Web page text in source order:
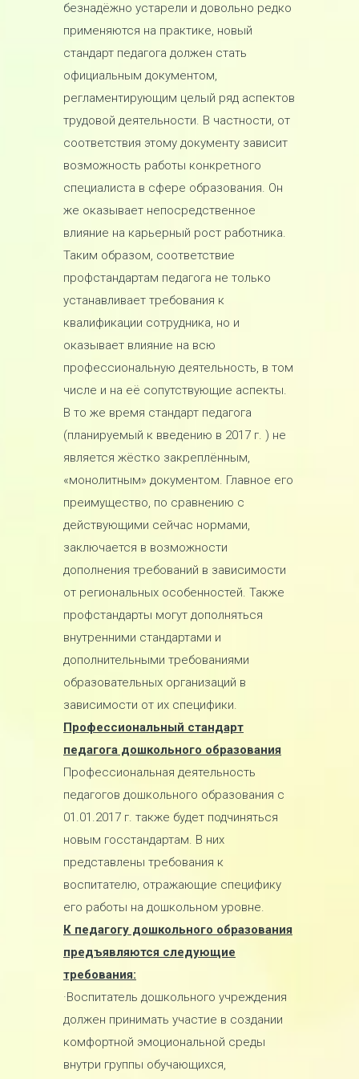
безнадёжно устарели и довольно редко
применяются на практике, новый
стандарт педагога должен стать
официальным документом,
регламентирующим целый ряд аспектов
трудовой деятельности. В частности, от
соответствия этому документу зависит
возможность работы конкретного
специалиста в сфере образования. Он
же оказывает непосредственное
влияние на карьерный рост работника.
Таким образом, соответствие
профстандартам педагога не только
устанавливает требования к
квалификации сотрудника, но и
оказывает влияние на всю
профессиональную деятельность, в том
числе и на её сопутствующие аспекты.
В то же время стандарт педагога
(планируемый к введению в 2017 г. ) не
является жёстко закреплённым,
«монолитным» документом. Главное его
преимущество, по сравнению с
действующими сейчас нормами,
заключается в возможности
дополнения требований в зависимости
от региональных особенностей. Также
профстандарты могут дополняться
внутренними стандартами и
дополнительными требованиями
образовательных организаций в
зависимости от их специфики.
Профессиональный стандарт
педагога дошкольного образования
Профессиональная деятельность
педагогов дошкольного образования с
01.01.2017 г. также будет подчиняться
новым госстандартам. В них
представлены требования к
воспитателю, отражающие специфику
его работы на дошкольном уровне.
К педагогу дошкольного образования
предъявляются следующие
требования:
·Воспитатель дошкольного учреждения
должен принимать участие в создании
комфортной эмоциональной среды
внутри группы обучающихся,